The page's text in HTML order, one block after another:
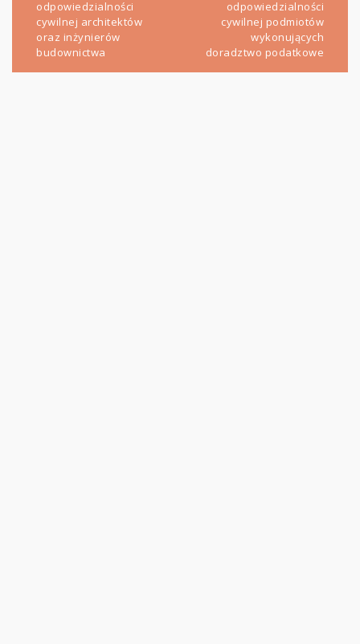
odpowiedzialności
cywilnej architektów
oraz inżynierów
budownictwa
odpowiedzialności
cywilnej podmiotów
wykonujących
doradztwo podatkowe